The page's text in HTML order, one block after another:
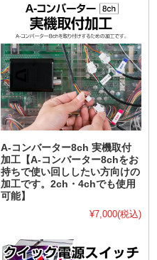
A-コンバーター8ch 実機取付
加工【A-コンバーター8chをお
持ちで使い回ししたい方向けの
加工です。2ch・4chでも使用
可能】
¥7,000(税込)